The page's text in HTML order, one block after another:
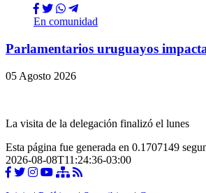
En comunidad
Parlamentarios uruguayos
05 Agosto 2026
La visita de la delegación finalizó el lunes
Esta página fue generada en 0.1707149
2026-08-08T11:24:36-03:00